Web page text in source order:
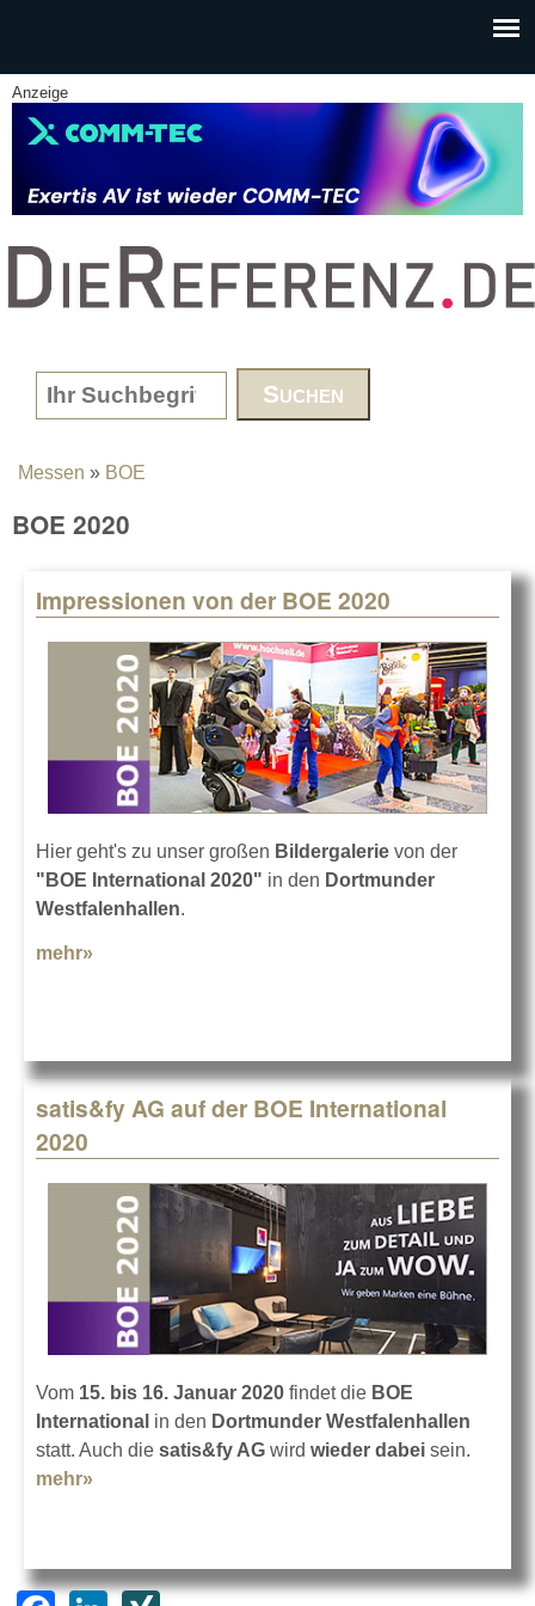
Anzeige
www.DieReferenz.de
Search form
You are here
Messen » BOE
BOE 2020
Impressionen von der BOE 2020
Hier geht's zu unser großen Bildergalerie von der
"BOE International 2020" in den Dortmunder
Westfalenhallen.
mehr»
satis&fy AG auf der BOE International
2020
Vom 15. bis 16. Januar 2020 findet die BOE
International in den Dortmunder Westfalenhallen
statt. Auch die satis&fy AG wird wieder dabei sein.
mehr»